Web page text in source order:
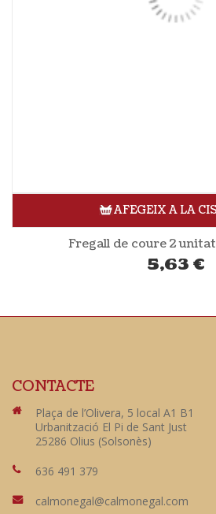
AFEGEIX A LA
Fregall de coure 2
5,63 €
CONTACTE
Plaça de l’Olivera, 5 local A1 B1
Urbanització El Pi de Sant Just
25286 Olius (Solsonès)
636 491 379
calmonegal@calmonegal.com